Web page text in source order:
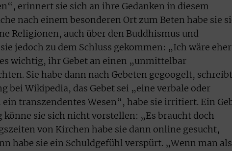
erinnert sie sich an ihre Gedanken in diesem
nach einem besonderen Ort zum Beten habe sie
Religionen, auch über den Buddhismus und
jedoch zu dem Schluss gekommen: „Ich wäre eher
wichtig, ihr Gebet an einen „unmittelbar
Sie habe dann nach Gebeten gegoogelt, schreibt
bei Wikipedia, das Gebet sei „eine verbale oder
transzendentes Wesen“, habe sie irritiert. Ein
könne sie sich nicht vorstellen: „Es braucht doch
von Kirchen habe sie dann online gesucht,
habe sie ein Schuldgefühl verspürt. „Wenn man als